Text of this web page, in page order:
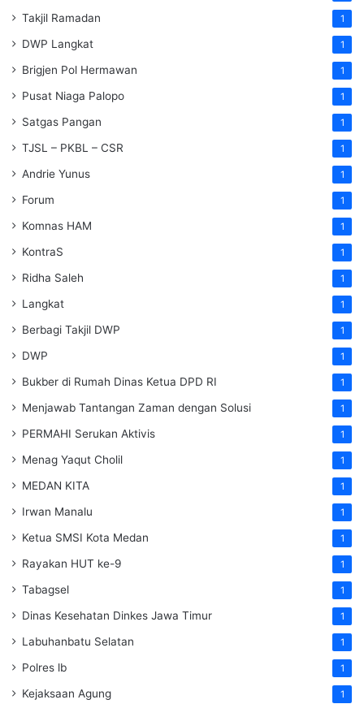
Takjil Ramadan 1
DWP Langkat 1
Brigjen Pol Hermawan 1
Pusat Niaga Palopo 1
Satgas Pangan 1
TJSL – PKBL – CSR 1
Andrie Yunus 1
Forum 1
Komnas HAM 1
KontraS 1
Ridha Saleh 1
Langkat 1
Berbagi Takjil DWP 1
DWP 1
Bukber di Rumah Dinas Ketua DPD RI 1
Menjawab Tantangan Zaman dengan Solusi 1
PERMAHI Serukan Aktivis 1
Menag Yaqut Cholil 1
MEDAN KITA 1
Irwan Manalu 1
Ketua SMSI Kota Medan 1
Rayakan HUT ke-9 1
Tabagsel 1
Dinas Kesehatan Dinkes Jawa Timur 1
Labuhanbatu Selatan 1
Polres lb 1
Kejaksaan Agung 1